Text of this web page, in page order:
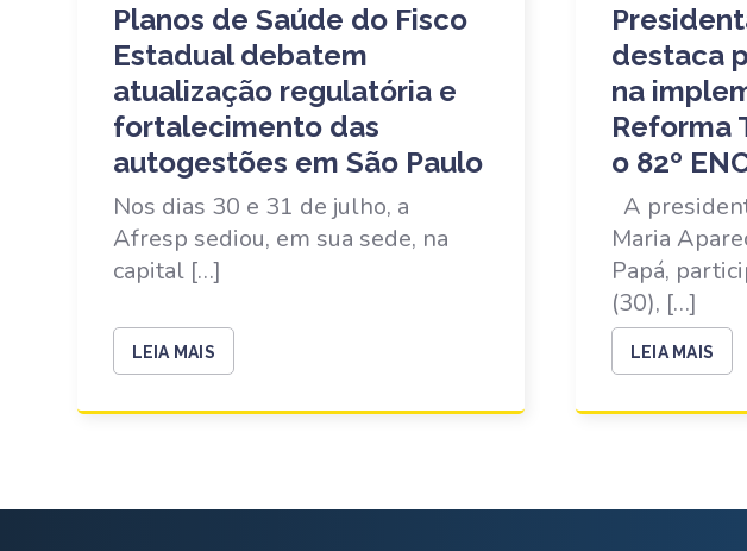
Planos de Saúde do Fisco
Estadual debatem
atualização regulatória e
fortalecimento das
autogestões em São Paulo
Nos dias 30 e 31 de julho, a
Afresp sediou, em sua sede, na
capital […]
LEIA MAIS
destaca
na
Reforma
o 82º
A
Maria
Papá,
(30), […]
LEIA MAIS